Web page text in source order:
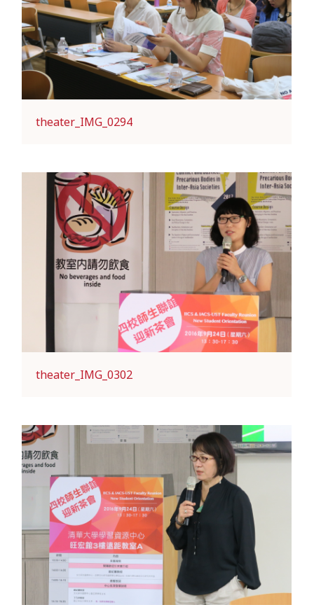
theater_IMG_0294
theater_IMG_0302